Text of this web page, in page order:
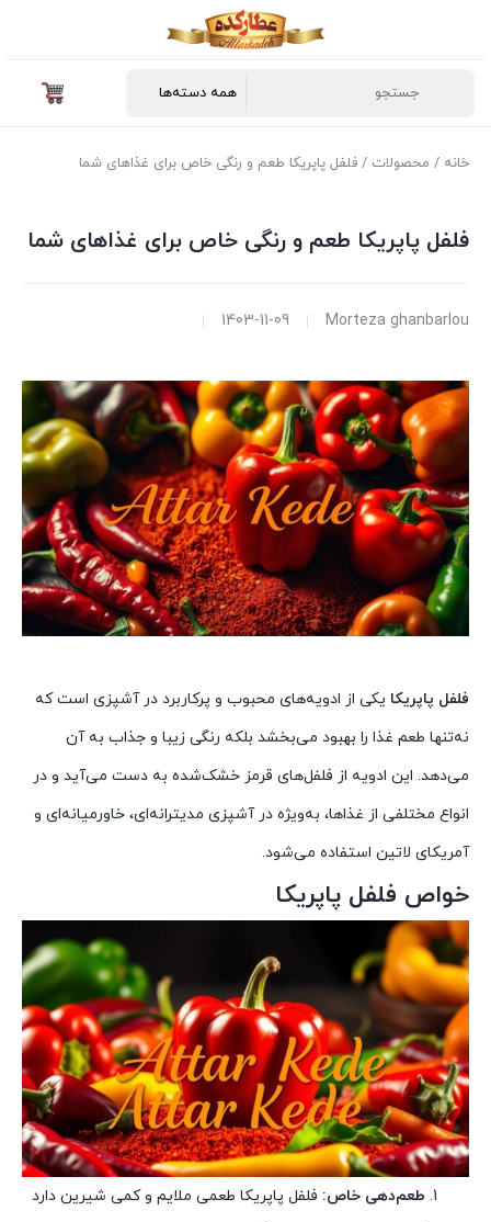
خانه / محصولات / فلفل پاپریکا طعم و رنگی خاص برای غذاهای شما
فلفل پاپریکا طعم و رنگی خاص برای غذاهای شما
Morteza ghanbarlou
1403-11-09
فلفل پاپریکا یکی از ادویه‌های محبوب و پرکاربرد در آشپزی است که
نه‌تنها طعم غذا را بهبود می‌بخشد بلکه رنگی زیبا و جذاب به آن
می‌دهد. این ادویه از فلفل‌های قرمز خشک‌شده به دست می‌آید و در
انواع مختلفی از غذاها، به‌ویژه در آشپزی مدیترانه‌ای، خاورمیانه‌ای و
آمریکای لاتین استفاده می‌شود.
خواص فلفل پاپریکا
طعم‌دهی خاص: فلفل پاپریکا طعمی ملایم و کمی شیرین دارد